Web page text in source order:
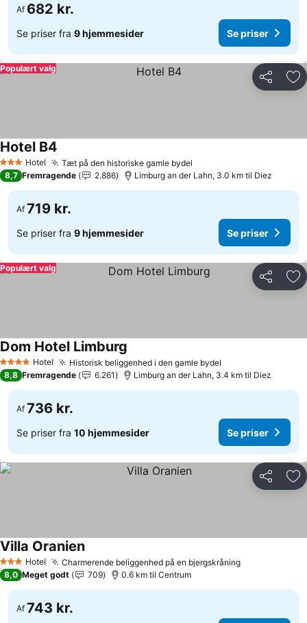
Af 682 kr.
Se priser fra 9 hjemmesider Se priser
Del
Populært valg
3 StjernerHotel Tæt på den historiske gamle bydel
Hotel B4
8,7 Fremragende 2.886 Limburg an der Lahn, 3.0 km til Diez
Af 719 kr.
Se priser fra 9 hjemmesider Se priser
Del
Populært valg
4 StjernerHotel Historisk beliggenhed i den gamle bydel
Dom Hotel Limburg
8,8 Fremragende 6.261 Limburg an der Lahn, 3.4 km til Diez
Af 736 kr.
Se priser fra 10 hjemmesider Se priser
Del
3 StjernerHotel Charmerende beliggenhed på en bjergskråning
Villa Oranien
8,0 Meget godt 709 0.6 km til Centrum
Af 743 kr.